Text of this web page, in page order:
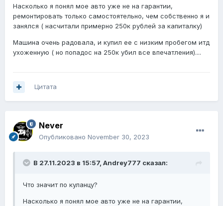
Насколько я понял мое авто уже не на гарантии,
ремонтировать только самостоятельно, чем собственно я и
занялся ( насчитали примерно 250к рублей за капиталку)
Машина очень радовала, и купил ее с низким пробегом итд
ухоженную ( но попадос на 250к убил все впечатления)....
Цитата
Never
Опубликовано November 30, 2023
В 27.11.2023 в 15:57, Andrey777 сказал:
Что значит по куланцу?
Насколько я понял мое авто уже не на гарантии,